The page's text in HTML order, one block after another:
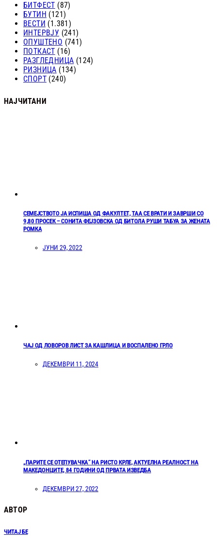
БИТФЕСТ (87)
БУТИН (121)
ВЕСТИ (1.381)
ИНТЕРВЈУ (241)
ОПУШТЕНО (741)
ПОТКАСТ (16)
РАЗГЛЕДНИЦА (124)
РИЗНИЦА (134)
СПОРТ (240)
НАЈЧИТАНИ
СЕМЕЈСТВОТО ЈА ИСПИША ОД ФАКУЛТЕТ, ТАА СЕ ВРАТИ И ЗАВРШИ СО
9,80 ПРОСЕК – СОНИТА ФЕЈЗОВСКА ОД БИТОЛА РУШИ ТАБУА ЗА ЖЕНАТА
РОМКА
ЈУНИ 29, 2022
ЧАЈ ОД ЛОВОРОВ ЛИСТ ЗА КАШЛИЦА И ВОСПАЛЕНО ГРЛО
ДЕКЕМВРИ 11, 2024
„ПАРИТЕ СЕ ОТЕПУВАЧКА“ НА РИСТО КРЛЕ, АКТУЕЛНА РЕАЛНОСТ НА
МАКЕДОНЦИТЕ, 84 ГОДИНИ ОД ПРВАТА ИЗВЕДБА
ДЕКЕМВРИ 27, 2022
АВТОР
ЧИТАЈ БЕ